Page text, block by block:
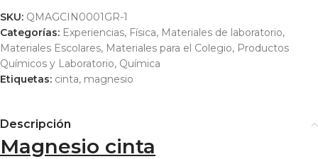
SKU: QMAGCIN0001GR-1
Categorías: Experiencias, Física, Materiales de laboratorio,
Materiales Escolares, Materiales para el Colegio, Productos
Químicos y Laboratorio, Química
Etiquetas: cinta, magnesio
Descripción
Magnesio cinta